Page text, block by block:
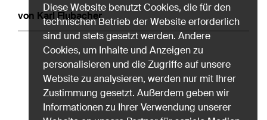
von Karl Flubacher
Diese Website benutzt Cookies, die für den
technischen Betrieb der Website erforderlich
sind und stets gesetzt werden. Andere
Cookies, um Inhalte und Anzeigen zu
personalisieren und die Zugriffe auf unsere
Website zu analysieren, werden nur mit Ihrer
Zustimmung gesetzt. Außerdem geben wir
Informationen zu Ihrer Verwendung unserer